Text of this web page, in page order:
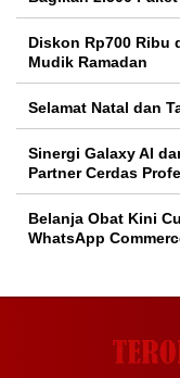
Diskon Rp700 Ribu
Mudik Ramadan
Selamat Natal dan
Sinergi Galaxy AI
Partner Cerdas
Belanja Obat Kini
WhatsApp